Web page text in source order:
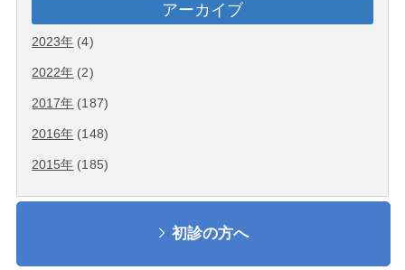
アーカイブ
2023年 (4)
2022年 (2)
2017年 (187)
2016年 (148)
2015年 (185)
初診の方へ